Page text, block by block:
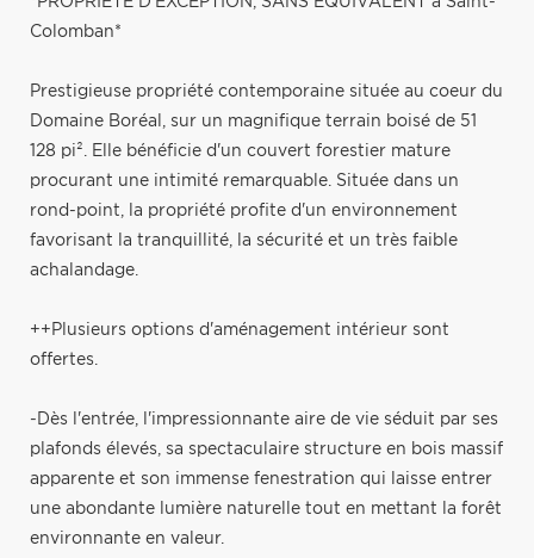
Colomban*
Prestigieuse propriété contemporaine située au coeur du
Domaine Boréal, sur un magnifique terrain boisé de 51
128 pi². Elle bénéficie d'un couvert forestier mature
procurant une intimité remarquable. Située dans un
rond-point, la propriété profite d'un environnement
favorisant la tranquillité, la sécurité et un très faible
achalandage.
++Plusieurs options d'aménagement intérieur sont
offertes.
-Dès l'entrée, l'impressionnante aire de vie séduit par ses
plafonds élevés, sa spectaculaire structure en bois massif
apparente et son immense fenestration qui laisse entrer
une abondante lumière naturelle tout en mettant la forêt
environnante en valeur.